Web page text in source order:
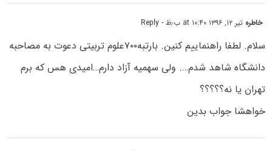
خاطره تیر ۱۲, ۱۳۹۶ at ۱۰:۴۰ ب٫ظ - Reply
سلام. لطفا راهنماییم کنین. بارتبه۷۰۰علوم تربیتی دعوت به مصاحبه
دانشگاه شاهد شدم…. ولی سهمیه آزاد دارم…امیدی هس که برم
تهران یا نه؟؟؟؟؟
خواهشا جواب بدین